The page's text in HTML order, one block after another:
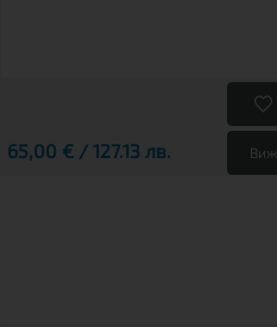
65,00 € / 127.13 лв. Виж